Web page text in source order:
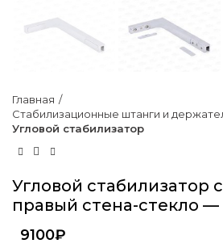
Главная
Стабилизационные штанги и
Угловой стабилизатор
Угловой стабилизатор
правый стена-стекло
9100₽